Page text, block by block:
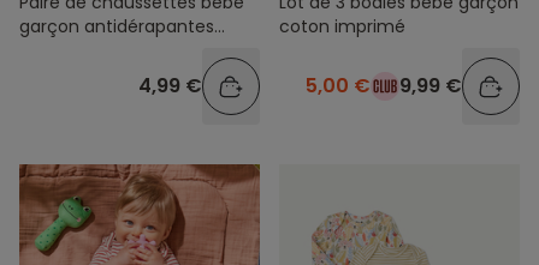
garçon antidérapantes
4,99 €
coton imprimé
5,00 € 9,99 €